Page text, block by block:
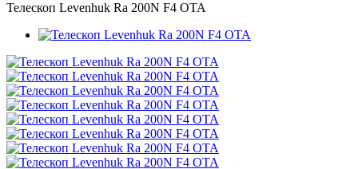
Телескоп Levenhuk Ra 200N F4 OTA